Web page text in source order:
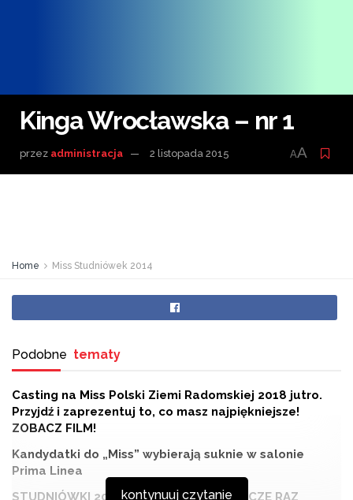
Kinga Wrocławska – nr 1
przez administracja 2 listopada 2015 AA
Home Miss Studniówek 2014
Podobne tematy
Casting na Miss Polski Ziemi Radomskiej 2018 jutro.
Przyjdź i zaprezentuj to, co masz najpiękniejsze!
ZOBACZ FILM!
Kandydatki do „Miss” wybierają suknie w salonie
Prima Linea
STUDNIÓWKI 2017: PRZEŻYJMY TO JESZCZE RAZ
kontynuuj czytanie